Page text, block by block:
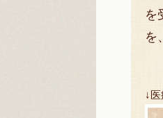
を
を
↓